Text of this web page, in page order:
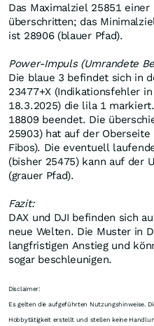
Das Maximalziel 25851
überschritten; das
ist 28906 (blauer Pfad).
Power-Impuls (Umrandete
Die blaue 3 befindet sich in
23477+X (Indikationsfehler
18.3.2025) die lila 1
18809 beendet. Die
25903) hat auf der
Fibos). Die eventuell
(bisher 25475) kann auf der
(grauer Pfad).
Fazit:
DAX und DJI befinden sich
neue Welten. Die Muster in
langfristigen Anstieg und
sogar beschleunigen.
Disclaimer:
Es gelten die aufgeführten Nutzungshinweise.
Hobbytätigkeit erstellt und stellen keine